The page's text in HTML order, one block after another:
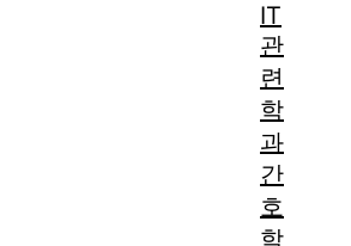
IT
관
련
학
과
간
호
학